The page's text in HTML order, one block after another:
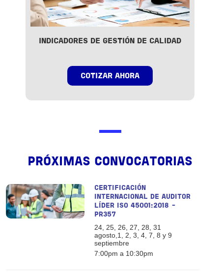
INDICADORES DE GESTIÓN DE CALIDAD
COTIZAR AHORA
PRÓXIMAS CONVOCATORIAS
CERTIFICACIÓN
INTERNACIONAL DE AUDITOR
LÍDER ISO 45001:2018 -
PR357
24, 25, 26, 27, 28, 31
agosto,1, 2, 3, 4, 7, 8 y 9
septiembre
7:00pm a 10:30pm